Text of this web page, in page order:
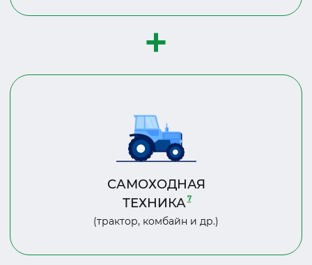
САМОХОДНАЯ
ТЕХНИКА7
(трактор, комбайн и др.)